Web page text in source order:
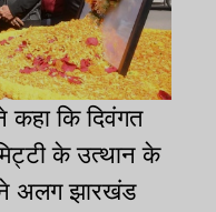
कहा कि दिवंगत
के उत्थान के
अलग झारखंड